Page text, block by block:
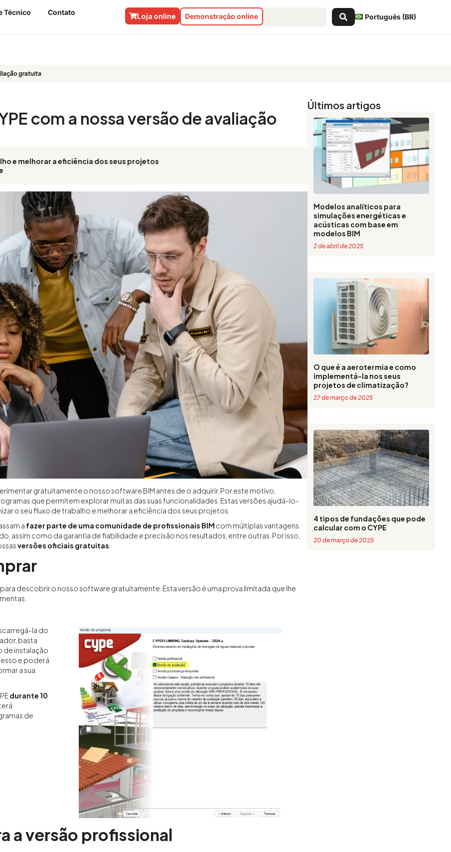
Técnico
Contato
Português (BR)
Pesquisar
...
Demonstração online
Loja online
gratuita
com a nossa versão de avaliação
e melhorar a eficiência dos seus projetos
gratuitamente o nosso software BIM antes de o adquirir. Por este motivo,
que permitem explorar muitas das suas funcionalidades. Estas versões ajudá-lo-
o seu fluxo de trabalho e melhorar a eficiência dos seus projetos.
a fazer parte de uma comunidade de profissionais BIM com múltiplas vantagens.
assim como da garantia de fiabilidade e precisão nos resultados, entre outras. Por isso,
versões oficiais gratuitas
descobrir o nosso software gratuitamente. Esta versão é uma prova limitada que lhe
la do
basta
de instalação
e poderá
a sua
durante 10
de
a versão profissional
Últimos artigos
Modelos analíticos para
simulações energéticas e
acústicas com base em
modelos BIM
2 de abril de 2025
O que é a aerotermia e como
implementá-la nos seus
projetos de climatização?
27 de março de 2025
4 tipos de fundações que pode
calcular com o CYPE
20 de março de 2025